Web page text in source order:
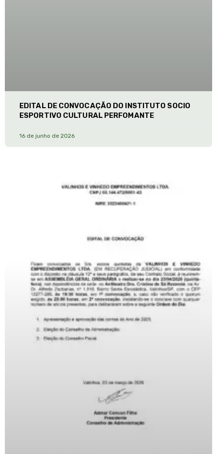
EDITAL DE CONVOCAÇÃO DO INSTITUTO SOCIO
ESPORTIVO CULTURAL PERFOMANTE
16 de junho de 2026